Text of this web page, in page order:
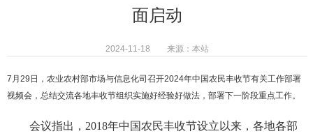
面启动
2024-11-18 来源：本站
7 月 29 日，农业农村部市场与信息化司召开2024年中国农民丰收节有关工作部署
视频会，总结交流各地丰收节组织实施好经验好做法，部署下一阶段重点工作。
会议指出， 2018年中国农民丰收节设立以来，各地各部